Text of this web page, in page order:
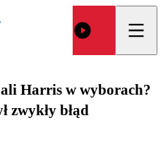
Harris w wyborach?
zwykły błąd